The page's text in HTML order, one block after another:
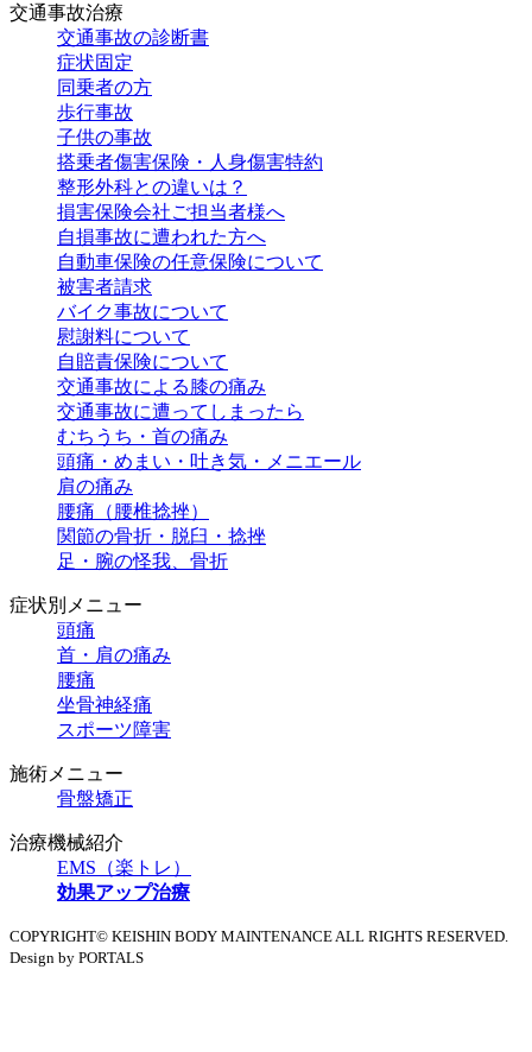
交通事故治療
交通事故の診断書
症状固定
同乗者の方
歩行事故
子供の事故
搭乗者傷害保険・人身傷害特約
整形外科との違いは？
損害保険会社ご担当者様へ
自損事故に遭われた方へ
自動車保険の任意保険について
被害者請求
バイク事故について
慰謝料について
自賠責保険について
交通事故による膝の痛み
交通事故に遭ってしまったら
むちうち・首の痛み
頭痛・めまい・吐き気・メニエール
肩の痛み
腰痛（腰椎捻挫）
関節の骨折・脱臼・捻挫
足・腕の怪我、骨折
症状別メニュー
頭痛
首・肩の痛み
腰痛
坐骨神経痛
スポーツ障害
施術メニュー
骨盤矯正
治療機械紹介
EMS（楽トレ）
効果アップ治療
COPYRIGHT© KEISHIN BODY MAINTENANCE ALL RIGHTS RESERVED.
Design by PORTALS